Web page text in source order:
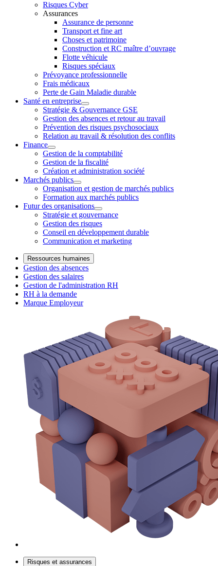
Risques Cyber
Assurances
Assurance de personne
Transport et fine art
Choses et patrimoine
Construction et RC maître d’ouvrage
Flotte véhicule
Risques spéciaux
Prévoyance professionnelle
Frais médicaux
Perte de Gain Maladie durable
Santé en entreprise
Stratégie & Gouvernance GSE
Gestion des absences et retour au travail
Prévention des risques psychosociaux
Relation au travail & résolution des conflits
Finance
Gestion de la comptabilité
Gestion de la fiscalité
Création et administration société
Marchés publics
Organisation et gestion de marchés publics
Formation aux marchés publics
Futur des organisations
Stratégie et gouvernance
Gestion des risques
Conseil en développement durable
Communication et marketing
Ressources humaines
Gestion des absences
Gestion des salaires
Gestion de l'administration RH
RH à la demande
Marque Employeur
Risques et assurances